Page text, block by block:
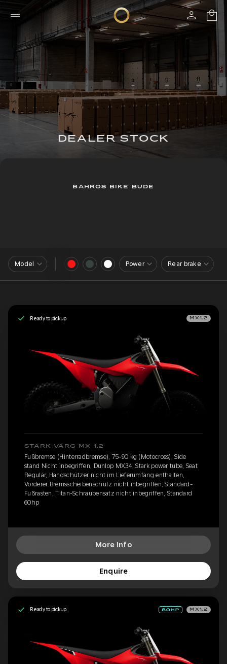
DEALER STOCK
BAHROS BIKE BUDE
Model Power Rear brake
Ready to pickup MX1.2
STARK VARG MX 1.2
Fußbremse (Hinterradbremse), 75-90 kg (Motocross), Side
stand Nicht inbegriffen, Dunlop MX34, Stark power tube, Seat
Regulär, Handschützer nicht im Lieferumfang enthalten,
Vorderer Bremsscheibenschutz nicht inbegriffen, Standard-
Fußrasten, Titan-Schraubensatz nicht inbegriffen, Standard
60hp
More Info
Enquire
Ready to pickup MX1.2